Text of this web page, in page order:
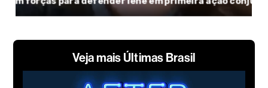
Veja mais Últimas Brasil